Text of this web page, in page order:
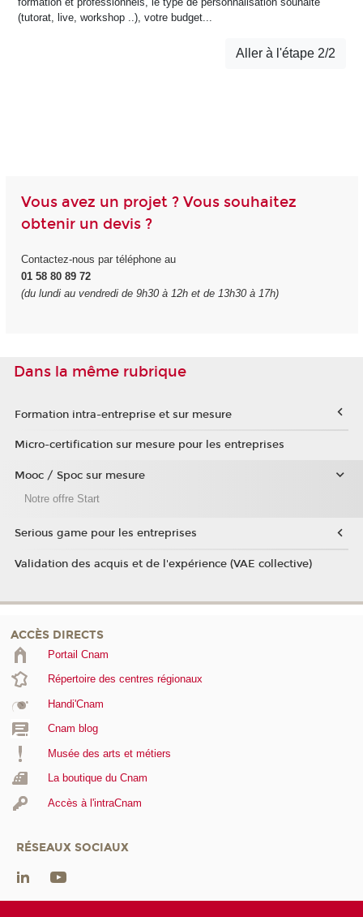
Vous avez un projet ? Vous souhaitez
obtenir un devis ?
Contactez-nous par téléphone au
01 58 80 89 72
(du lundi au vendredi de 9h30 à 12h et de 13h30 à 17h)
Dans la même rubrique
Formation intra-entreprise et sur mesure
Micro-certification sur mesure pour les entreprises
Mooc / Spoc sur mesure
Notre offre Start
Serious game pour les entreprises
Validation des acquis et de l'expérience (VAE collective)
ACCÈS DIRECTS
Portail Cnam
Répertoire des centres régionaux
Handi'Cnam
Cnam blog
Musée des arts et métiers
La boutique du Cnam
Accès à l'intraCnam
RÉSEAUX SOCIAUX